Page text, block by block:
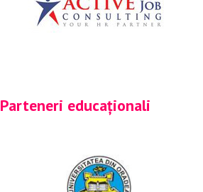
Parteneri educaționali